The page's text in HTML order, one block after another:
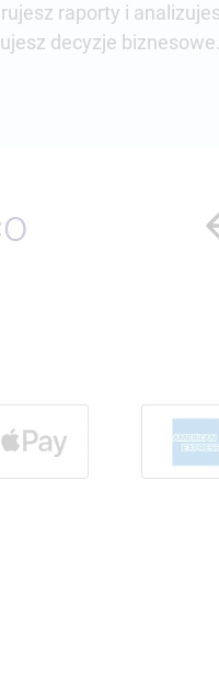
raporty i
decyzje biznesowe.